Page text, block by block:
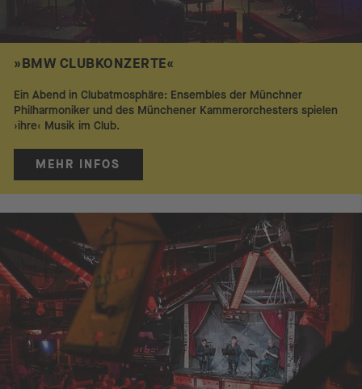
»BMW CLUBKONZERTE«
Ein Abend in Clubatmosphäre: Ensembles der Münchner
Philharmoniker und des Münchener Kammerorchesters spielen
›ihre‹ Musik im Club.
MEHR INFOS